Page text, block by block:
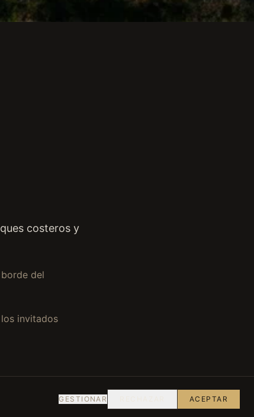
costeros y
del
invitados
GESTIONAR ACEPTAR